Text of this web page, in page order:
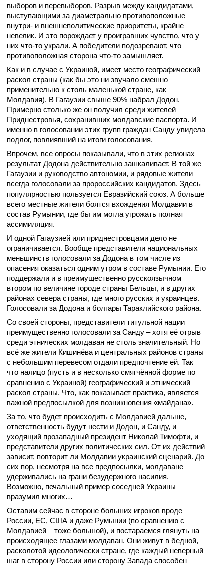
выборов и перевыборов. Разрыв между кандидатами,
выступающими за диаметрально противоположные
внутри- и внешнеполитические приоритеты, крайне
невелик. И это порождает у проигравших чувство, что у
них что-то украли. А победители подозревают, что
противоположная сторона что-то замышляет.
Как и в случае с Украиной, имеет место географический
раскол страны (как бы это ни звучало смешно
применительно к столь маленькой стране, как
Молдавия). В Гагаузии свыше 90% набрал Додон.
Примерно столько же он получил среди жителей
Приднестровья, сохранивших молдавские паспорта. И
именно в голосовании этих групп граждан Санду увидела
подлог, повлиявший на итоги голосования.
Впрочем, все опросы показывали, что в этих регионах
результат Додона действительно зашкаливает. В той же
Гагаузии и руководство автономии, и рядовые жители
всегда голосовали за пророссийских кандидатов. Здесь
популярностью пользуется Евразийский союз. А больше
всего местные жители боятся вхождения Молдавии в
состав Румынии, где бы им могла угрожать полная
ассимиляция.
И одной Гагаузией или приднестровцами дело не
ограничивается. Вообще представители национальных
меньшинств голосовали за Додона в том числе из
опасения оказаться одним утром в составе Румынии. Его
поддержали и в преимущественно русскоязычном
втором по величине городе страны Бельцы, и в других
районах севера страны, где много русских и украинцев.
Голосовали за Додона и болгары Тараклийского района.
Со своей стороны, представители титульной нации
преимущественно голосовали за Санду – хотя её отрыв
среди этнических молдаван не столь значительный. Но
всё же жители Кишинёва и центральных районов страны
с небольшим перевесом отдали предпочтение ей. Так
что налицо (пусть и в несколько смягчённой форме по
сравнению с Украиной) географический и этнический
раскол страны. Что, как показывает практика, является
важной предпосылкой для возникновения «майдана».
За то, что будет происходить с Молдавией дальше,
ответственность будут нести и Додон, и Санду, и
уходящий прозападный президент Николай Тимофти, и
представители других политических сил. От их действий
зависит, повторит ли Молдавии украинский сценарий. До
сих пор, несмотря на все предпосылки, молдаване
удерживались на грани безудержного насилия.
Возможно, печальный пример соседней Украины
вразумил многих…
Оставим сейчас в стороне больших игроков вроде
России, ЕС, США и даже Румынии (по сравнению с
Молдавией – тоже большой), и постараемся глянуть на
происходящее глазами молдаван. Они живут в бедной,
расколотой идеологически стране, где каждый неверный
шаг в сторону России или сторону Запада способен